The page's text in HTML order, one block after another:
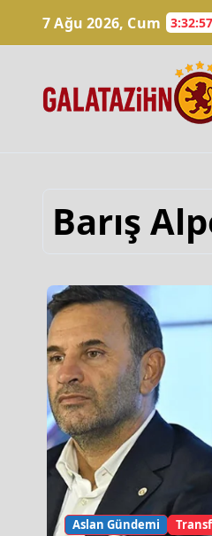
7 Ağu 2026, Cum
Barış
Aslan Gündemi